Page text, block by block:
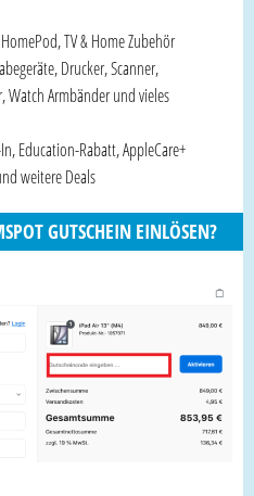
TV & Home Zubehör
Drucker, Scanner,
Watch Armbänder und vieles
Education-Rabatt, AppleCare+
weitere Deals
GUTSCHEIN EINLÖSEN?